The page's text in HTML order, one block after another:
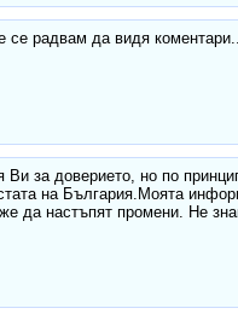
се радвам да видя
Ви за доверието, но по
на България.Моята
да настъпят промени. Не